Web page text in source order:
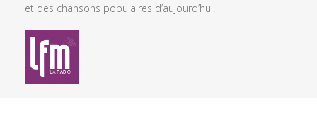
et des chansons populaires d’aujourd’hui.